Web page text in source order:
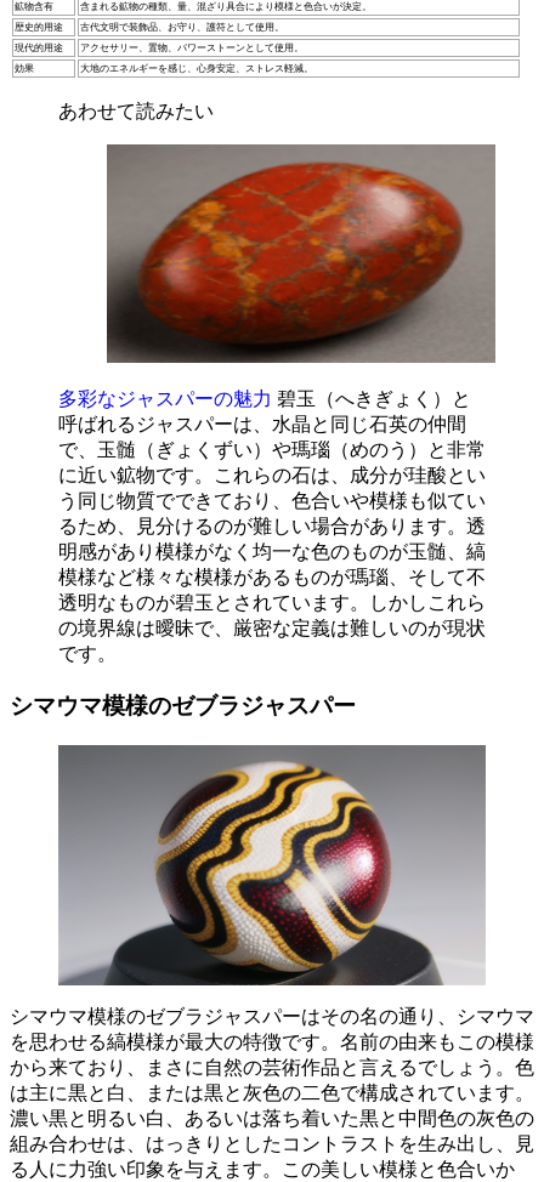
鉱物含有
含まれる鉱物の種類、量、混ざり具合により模様と色合いが決定。
歴史的用途
古代文明で装飾品、お守り、護符として使用。
現代的用途
アクセサリー、置物、パワーストーンとして使用。
効果
大地のエネルギーを感じ、心身安定、ストレス軽減。
あわせて読みたい
多彩なジャスパーの魅力 碧玉（へきぎょく）と
呼ばれるジャスパーは、水晶と同じ石英の仲間
で、玉髄（ぎょくずい）や瑪瑙（めのう）と非常
に近い鉱物です。これらの石は、成分が珪酸とい
う同じ物質でできており、色合いや模様も似てい
るため、見分けるのが難しい場合があります。透
明感があり模様がなく均一な色のものが玉髄、縞
模様など様々な模様があるものが瑪瑙、そして不
透明なものが碧玉とされています。しかしこれら
の境界線は曖昧で、厳密な定義は難しいのが現状
です。
シマウマ模様のゼブラジャスパー
シマウマ模様のゼブラジャスパーはその名の通り、
シマウマ
を思わせる縞模様が最大の特徴です。名前の由来もこの模様
から来ており、まさに自然の芸術作品と言えるでしょう。色
は主に黒と白、または黒と灰色の二色で構成されています。
濃い黒と明るい白、あるいは落ち着いた黒と中間色の灰色の
組み合わせは、 はっきりとしたコントラスト を生み出し、見
る人に力強い印象を与えます。この美しい模様と色合いか